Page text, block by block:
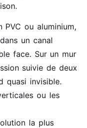
PVC ou aluminium,
un canal
face. Sur un mur
suivie de deux
quasi invisible.
ou les
la plus